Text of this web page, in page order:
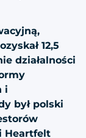
12,5
działalności
i
był polski
Heartfelt